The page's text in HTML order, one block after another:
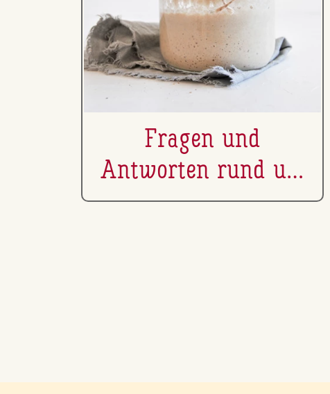
Fragen und
Antworten rund um
den Sauerteig Ansatz